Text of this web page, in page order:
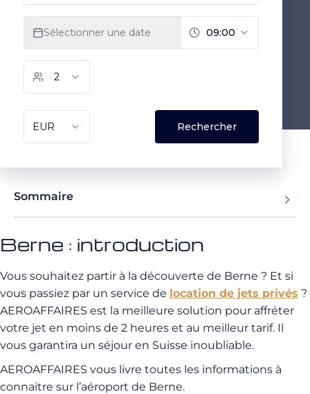
Sommaire
Berne : introduction
Vous souhaitez partir à la découverte de Berne ? Et si
vous passiez par un service de location de jets privés ?
AEROAFFAIRES est la meilleure solution pour affréter
votre jet en moins de 2 heures et au meilleur tarif. Il
vous garantira un séjour en Suisse inoubliable.
AEROAFFAIRES vous livre toutes les informations à
connaitre sur l’aéroport de Berne.